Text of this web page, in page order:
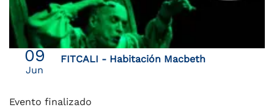
09
Jun
FITCALI - Habitación Macbeth
Evento finalizado